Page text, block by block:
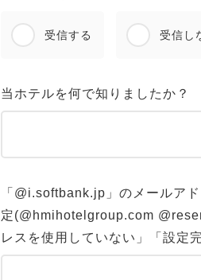
受信する 受信し
当ホテルを何で知りましたか？
「@i.softbank.jp」のメールア
定(@hmihotelgroup.com
レスを使用していない」「設定